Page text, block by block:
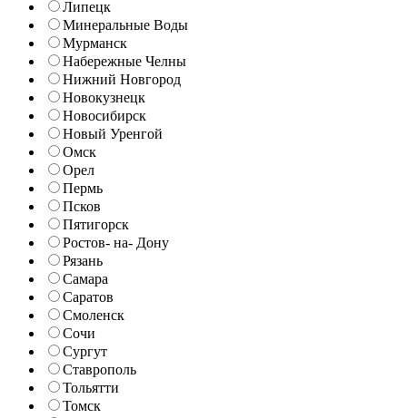
Липецк
Минеральные Воды
Мурманск
Набережные Челны
Нижний Новгород
Новокузнецк
Новосибирск
Новый Уренгой
Омск
Орел
Пермь
Псков
Пятигорск
Ростов- на- Дону
Рязань
Самара
Саратов
Смоленск
Сочи
Сургут
Ставрополь
Тольятти
Томск